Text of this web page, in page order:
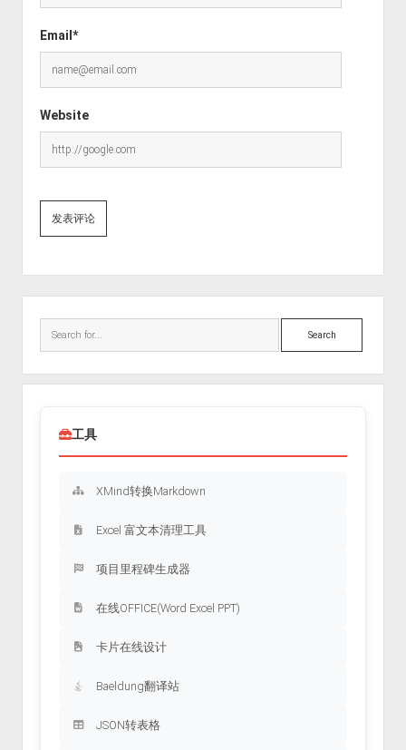
Email*
Website
Search
工具
XMind转换Markdown
Excel 富文本清理工具
项目里程碑生成器
在线OFFICE(Word Excel PPT)
卡片在线设计
Baeldung翻译站
JSON转表格